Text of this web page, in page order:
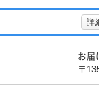
詳
お届
〒